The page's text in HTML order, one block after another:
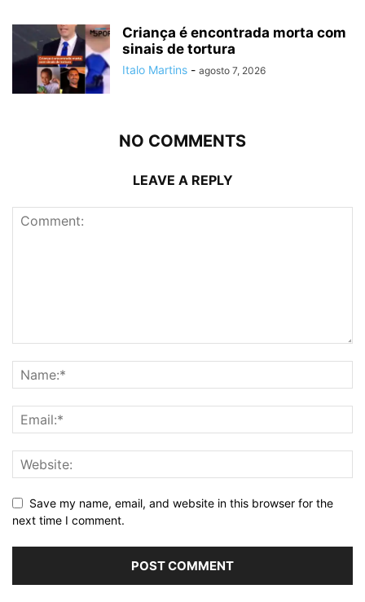
Criança é encontrada morta com
sinais de tortura
Italo Martins - agosto 7, 2026
NO COMMENTS
LEAVE A REPLY
Save my name, email, and website in this browser for the
next time I comment.